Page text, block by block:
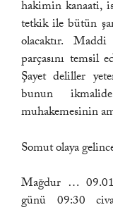
hakimin kanaati,
tetkik ile bütün
olacaktır.
parçasını temsil
Şayet deliller
bunun
muhakemesinin
Somut olaya
Mağdur …
günü 09:30